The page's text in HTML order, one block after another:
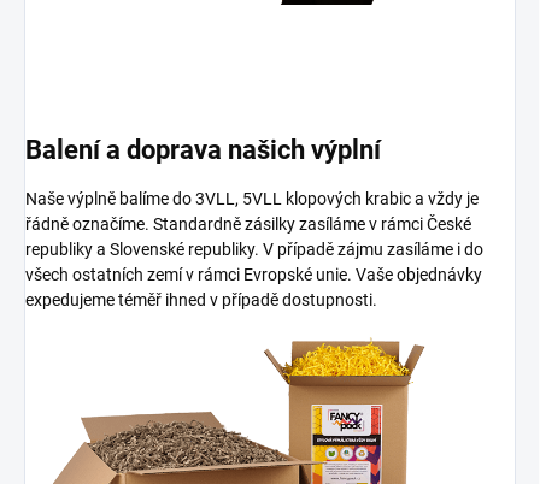
Balení a doprava našich výplní
Naše výplně balíme do 3VLL, 5VLL klopových krabic a vždy je
řádně označíme. Standardně zásilky zasíláme v rámci České
republiky a Slovenské republiky. V případě zájmu zasíláme i do
všech ostatních zemí v rámci Evropské unie. Vaše objednávky
expedujeme téměř ihned v případě dostupnosti.